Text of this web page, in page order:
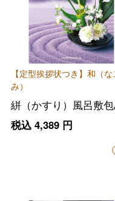
【定型挨拶状つき】和（な
み）
絣（かすり）風呂敷
税込 4,389円